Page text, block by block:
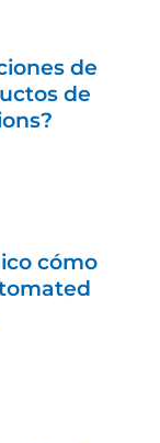
de
de
cómo